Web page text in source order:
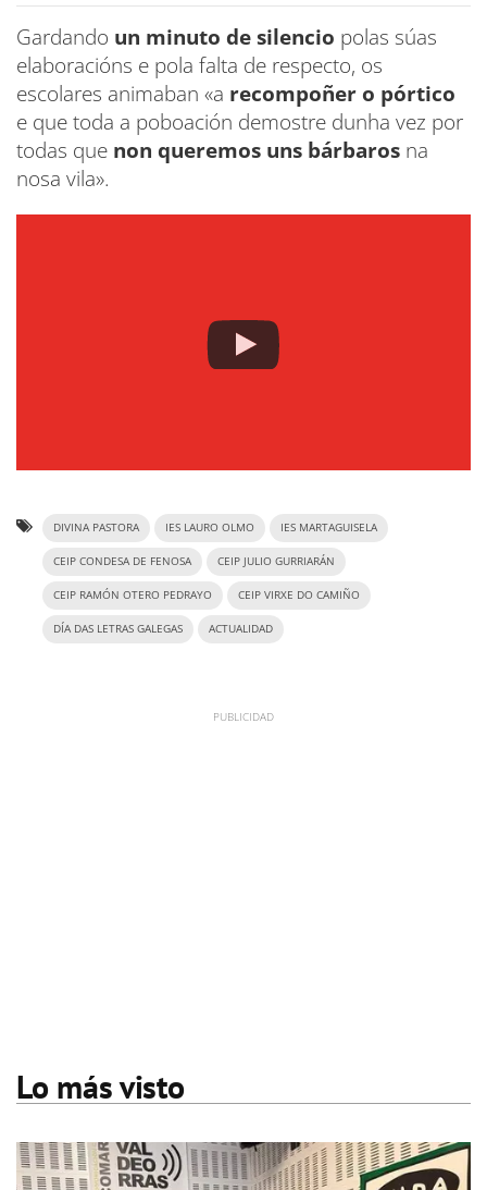
Gardando un minuto de silencio polas súas
elaboracións e pola falta de respecto, os
escolares animaban «a recompoñer o pórtico
e que toda a poboación demostre dunha vez por
todas que non queremos uns bárbaros na
nosa vila».
DIVINA PASTORA IES LAURO OLMO IES MARTAGUISELA
CEIP CONDESA DE FENOSA CEIP JULIO GURRIARÁN
CEIP RAMÓN OTERO PEDRAYO CEIP VIRXE DO CAMIÑO
DÍA DAS LETRAS GALEGAS ACTUALIDAD
Lo más visto